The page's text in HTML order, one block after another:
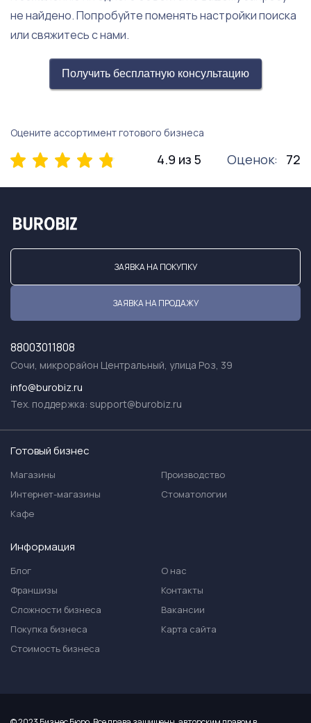
не найдено. Попробуйте поменять настройки поиска
или свяжитесь с нами.
Получить бесплатную консультацию
Оцените ассортимент готового бизнеса
4.9 из 5 Оценок: 72
ЗАЯВКА НА ПОКУПКУ
ЗАЯВКА НА ПРОДАЖУ
88003011808
Сочи, микрорайон Центральный, улица Роз, 39
info@burobiz.ru
Тех. поддержка: support@burobiz.ru
Готовый бизнес
Магазины
Интернет-магазины
Кафе
Производство
Стоматологии
Информация
Блог
Франшизы
Сложности бизнеса
Покупка бизнеса
Стоимость бизнеса
О нас
Контакты
Вакансии
Карта сайта